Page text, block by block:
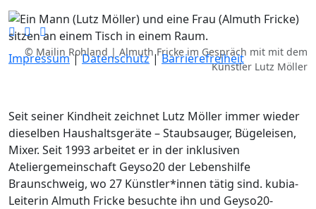
Impressum|Datenschutz| Barrierefreiheit
© Mailin Rohland | Almuth Fricke im Gespräch mit mit dem
Künstler Lutz Möller
Seit seiner Kindheit zeichnet Lutz Möller immer wieder
dieselben Haushaltsgeräte – Staubsauger, Bügeleisen,
Mixer. Seit 1993 arbeitet er in der inklusiven
Ateliergemeinschaft Geyso20 der Lebenshilfe
Braunschweig, wo 27 Künstler*innen tätig sind. kubia-
Leiterin Almuth Fricke besuchte ihn und Geyso20-